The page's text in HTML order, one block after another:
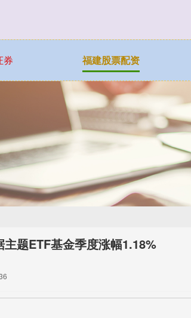
券 福建股票配资
题ETF基金季度涨幅1.18%